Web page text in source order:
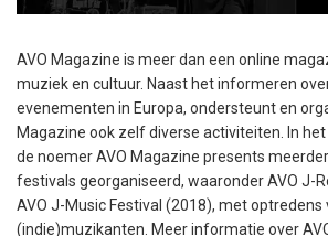
AVO Magazine is meer dan een online
muziek en cultuur. Naast het informeren
evenementen in Europa, ondersteunt en
Magazine ook zelf diverse activiteiten. In
de noemer AVO Magazine presents
festivals georganiseerd, waaronder AVO J-
AVO J-Music Festival (2018), met optredens
(indie)muzikanten. Meer informatie over